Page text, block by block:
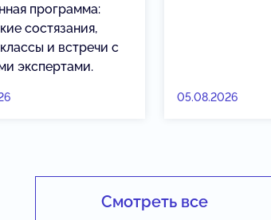
программа:
состязания,
и встречи с
экспертами.
05.08.2026
Смотреть все